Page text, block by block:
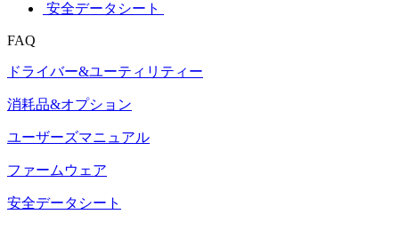
安全データシート
FAQ
ドライバー&ユーティリティー
消耗品&オプション
ユーザーズマニュアル
ファームウェア
安全データシート